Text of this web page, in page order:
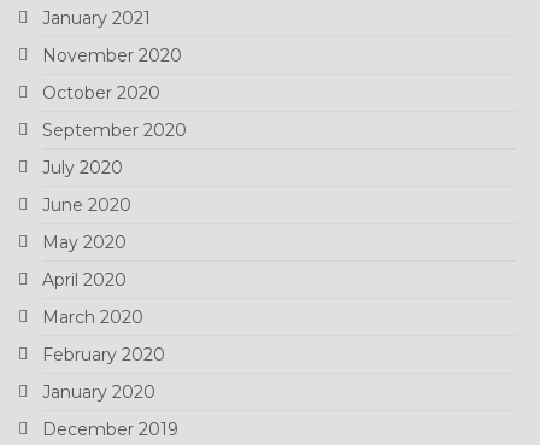
January 2021
November 2020
October 2020
September 2020
July 2020
June 2020
May 2020
April 2020
March 2020
February 2020
January 2020
December 2019